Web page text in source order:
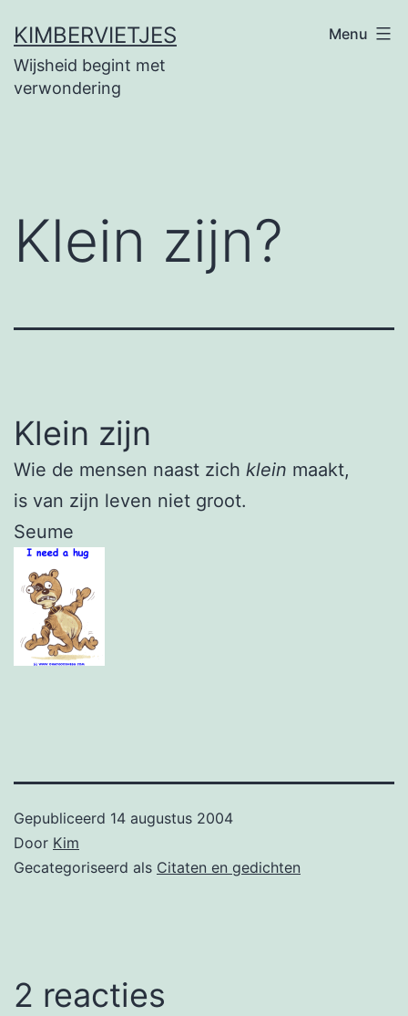
naar
de
KIMBERVIETJES
Wijsheid begint met
verwondering
Menu
Klein zijn?
Klein zijn
Wie de mensen naast zich klein maakt,
is van zijn leven niet groot.
Seume
Gepubliceerd 14 augustus 2004
Door Kim
Gecategoriseerd als Citaten en gedichten
2 reacties